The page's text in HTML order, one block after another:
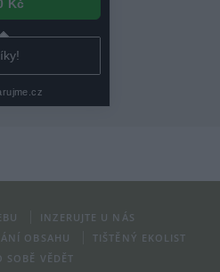
INZERUJTE U NÁS
OBSAHU
TIŠTĚNÝ EKOLIST
SOBĚ VĚDĚT